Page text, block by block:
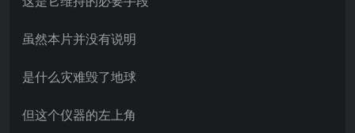
虽然本片并没有说明
是什么灾难毁了地球
但这个仪器的左上角